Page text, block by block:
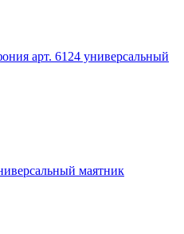
арт. 6124 универсальный
маятник